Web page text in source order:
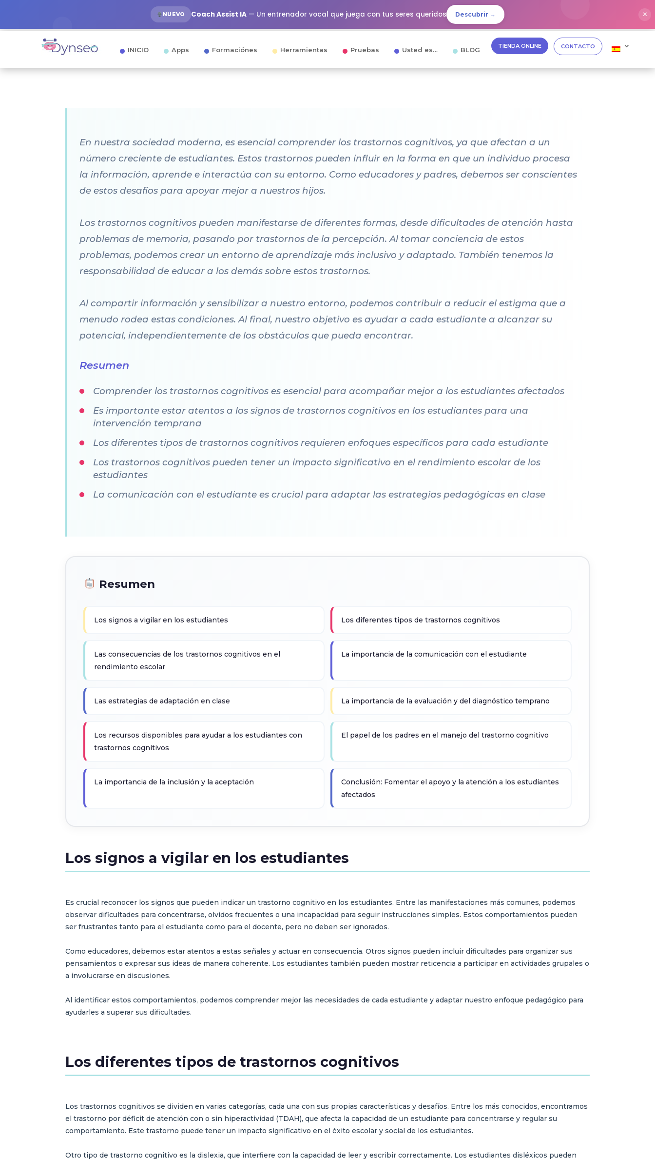
NUEVO Coach Assist IA— Un entrenador vocal que juega con tus seres queridos Descubrir → ✕
INICIO Apps Formaciónes Herramientas Pruebas Usted es… BLOG TIENDA ONLINE CONTACTO
En nuestra sociedad moderna, es esencial comprender los trastornos cognitivos, ya que afectan a un
número creciente de estudiantes. Estos trastornos pueden influir en la forma en que un individuo procesa
la información, aprende e interactúa con su entorno. Como educadores y padres, debemos ser conscientes
de estos desafíos para apoyar mejor a nuestros hijos.
Los trastornos cognitivos pueden manifestarse de diferentes formas, desde dificultades de atención hasta
problemas de memoria, pasando por trastornos de la percepción. Al tomar conciencia de estos
problemas, podemos crear un entorno de aprendizaje más inclusivo y adaptado. También tenemos la
responsabilidad de educar a los demás sobre estos trastornos.
Al compartir información y sensibilizar a nuestro entorno, podemos contribuir a reducir el estigma que a
menudo rodea estas condiciones. Al final, nuestro objetivo es ayudar a cada estudiante a alcanzar su
potencial, independientemente de los obstáculos que pueda encontrar.
Resumen
Comprender los trastornos cognitivos es esencial para acompañar mejor a los estudiantes afectados
Es importante estar atentos a los signos de trastornos cognitivos en los estudiantes para una
intervención temprana
Los diferentes tipos de trastornos cognitivos requieren enfoques específicos para cada estudiante
Los trastornos cognitivos pueden tener un impacto significativo en el rendimiento escolar de los
estudiantes
La comunicación con el estudiante es crucial para adaptar las estrategias pedagógicas en clase
Resumen
Los signos a vigilar en los estudiantes Los diferentes tipos de trastornos cognitivos
Las consecuencias de los trastornos cognitivos en el
rendimiento escolar
La importancia de la comunicación con el estudiante
Las estrategias de adaptación en clase La importancia de la evaluación y del diagnóstico temprano
Los recursos disponibles para ayudar a los estudiantes con
trastornos cognitivos
El papel de los padres en el manejo del trastorno cognitivo
La importancia de la inclusión y la aceptación
Conclusión: Fomentar el apoyo y la atención a los estudiantes
afectados
Los signos a vigilar en los estudiantes
Es crucial reconocer los signos que pueden indicar un trastorno cognitivo en los estudiantes. Entre las manifestaciones más comunes, podemos
observar dificultades para concentrarse, olvidos frecuentes o una incapacidad para seguir instrucciones simples. Estos comportamientos pueden
ser frustrantes tanto para el estudiante como para el docente, pero no deben ser ignorados.
Como educadores, debemos estar atentos a estas señales y actuar en consecuencia. Otros signos pueden incluir dificultades para organizar sus
pensamientos o expresar sus ideas de manera coherente. Los estudiantes también pueden mostrar reticencia a participar en actividades grupales o
a involucrarse en discusiones.
Al identificar estos comportamientos, podemos comprender mejor las necesidades de cada estudiante y adaptar nuestro enfoque pedagógico para
ayudarles a superar sus dificultades.
Los diferentes tipos de trastornos cognitivos
Los trastornos cognitivos se dividen en varias categorías, cada una con sus propias características y desafíos. Entre los más conocidos, encontramos
el trastorno por déficit de atención con o sin hiperactividad (TDAH), que afecta la capacidad de un estudiante para concentrarse y regular su
comportamiento. Este trastorno puede tener un impacto significativo en el éxito escolar y social de los estudiantes.
Otro tipo de trastorno cognitivo es la dislexia, que interfiere con la capacidad de leer y escribir correctamente. Los estudiantes disléxicos pueden